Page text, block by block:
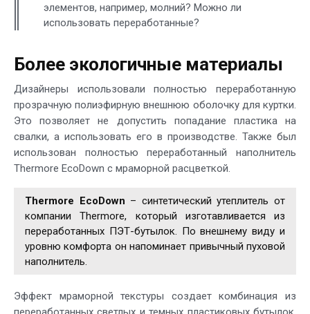
элементов, например, молний? Можно ли
использовать переработанные?
Более экологичные материалы
Дизайнеры использовали полностью переработанную
прозрачную полиэфирную внешнюю оболочку для куртки.
Это позволяет не допустить попадание пластика на
свалки, а использовать его в производстве. Также был
использован полностью переработанный наполнитель
Thermore EcoDown с мраморной расцветкой.
Thermore EcoDown – синтетический утеплитель от
компании Thermore, который изготавливается из
переработанных ПЭТ-бутылок. По внешнему виду и
уровню комфорта он напоминает привычный пуховой
наполнитель.
Эффект мраморной текстуры создает комбинация из